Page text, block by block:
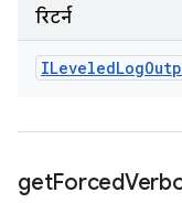
रिटर्न
ILeveledLog
getForced